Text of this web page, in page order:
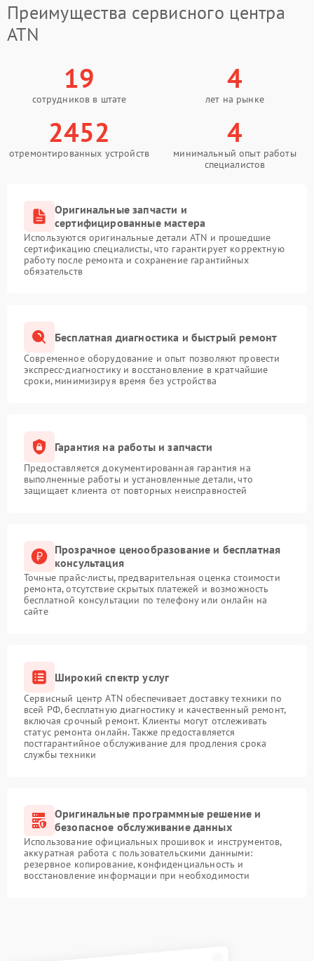
Преимущества сервисного центра
ATN
19
сотрудников в штате
4
лет на рынке
2452
отремонтированных устройств
4
минимальный опыт работы
специалистов
Оригинальные запчасти и
сертифицированные мастера
Используются оригинальные детали ATN и прошедшие
сертификацию специалисты, что гарантирует корректную
работу после ремонта и сохранение гарантийных
обязательств
Бесплатная диагностика и быстрый ремонт
Современное оборудование и опыт позволяют провести
экспресс-диагностику и восстановление в кратчайшие
сроки, минимизируя время без устройства
Гарантия на работы и запчасти
Предоставляется документированная гарантия на
выполненные работы и установленные детали, что
защищает клиента от повторных неисправностей
Прозрачное ценообразование и бесплатная
консультация
Точные прайс-листы, предварительная оценка стоимости
ремонта, отсутствие скрытых платежей и возможность
бесплатной консультации по телефону или онлайн на
сайте
Широкий спектр услуг
Сервисный центр ATN обеспечивает доставку техники по
всей РФ, бесплатную диагностику и качественный ремонт,
включая срочный ремонт. Клиенты могут отслеживать
статус ремонта онлайн. Также предоставляется
постгарантийное обслуживание для продления срока
службы техники
Оригинальные программные решение и
безопасное обслуживание данных
Использование официальных прошивок и инструментов,
аккуратная работа с пользовательскими данными:
резервное копирование, конфиденциальность и
восстановление информации при необходимости